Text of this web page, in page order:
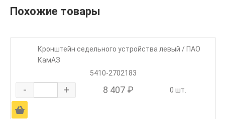
Похожие товары
Кронштейн седельного устройства левый / ПАО
КамАЗ
5410-2702183
- + 8 407 ₽ 0 шт.
Ä